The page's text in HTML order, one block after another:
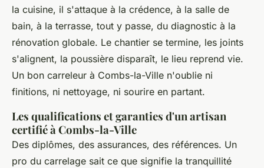
la cuisine, il s'attaque à la crédence, à la salle de
bain, à la terrasse, tout y passe, du diagnostic à la
rénovation globale. Le chantier se termine, les joints
s'alignent, la poussière disparaît, le lieu reprend vie.
Un bon carreleur à Combs-la-Ville n'oublie ni
finitions, ni nettoyage, ni sourire en partant.
Les qualifications et garanties d'un artisan
certifié à Combs-la-Ville
Des diplômes, des assurances, des références. Un
pro du carrelage sait ce que signifie la tranquillité